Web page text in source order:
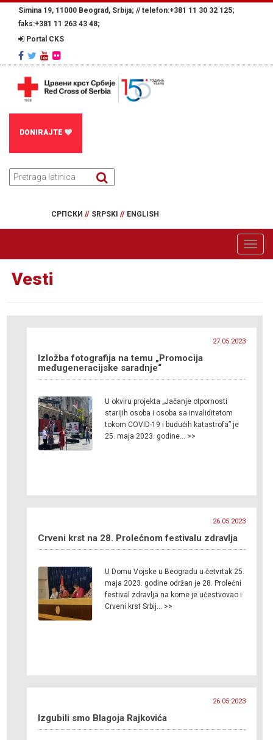
Simina 19, 11000 Beograd, Srbija; // telefon:+381 11 30 32 125;
faks:+381 11 263 43 48;
Portal CKS
DONIRAJTE
СРПСКИ // SRPSKI // ENGLISH
Vesti
27.05.2023
Izložba fotografija na temu „Promocija
međugeneracijske saradnje“
U okviru projekta „Jačanje otpornosti
starijih osoba i osoba sa invaliditetom
tokom COVID-19 i budućih katastrofa” je
25. maja 2023. godine… >>
26.05.2023
Crveni krst na 28. Prolećnom festivalu zdravlja
U Domu Vojske u Beogradu u četvrtak 25.
maja 2023. godine održan je 28. Prolećni
festival zdravlja na kome je učestvovao i
Crveni krst Srbij… >>
26.05.2023
Izgubili smo Blagoja Rajkovića